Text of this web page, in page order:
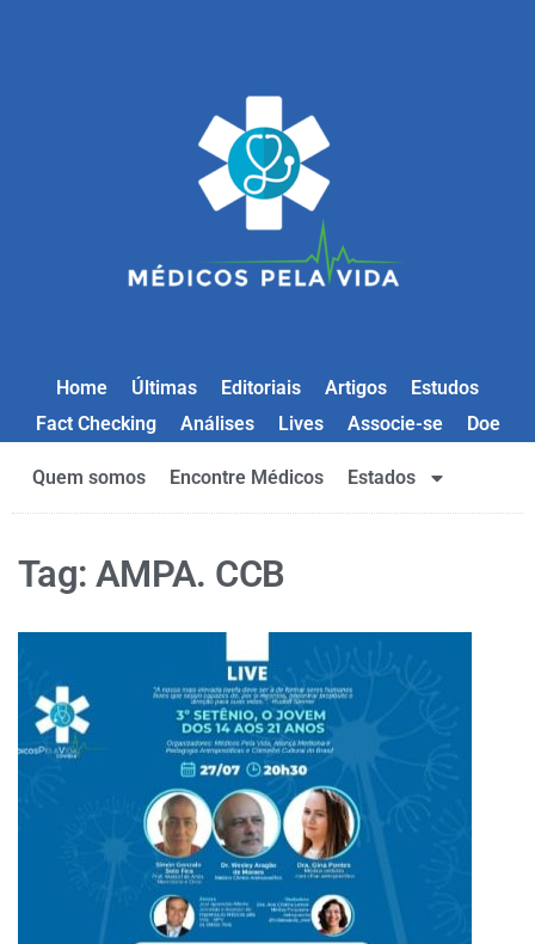
Home Últimas Editoriais Artigos
Estudos
Fact Checking
Análises Lives Associe-se Doe
Quem somos Encontre Médicos Estados
Tag: AMPA. CCB